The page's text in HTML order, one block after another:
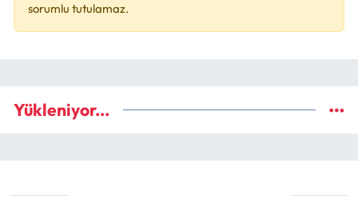
sorumlu tutulamaz.
Yükleniyor...